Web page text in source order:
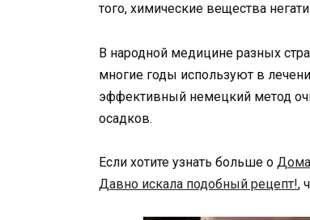
того, химические вещества
В народной медицине разных
многие годы используют в
эффективный немецкий метод
осадков.
Если хотите узнать больше о
Давно искала подобный рецепт!,